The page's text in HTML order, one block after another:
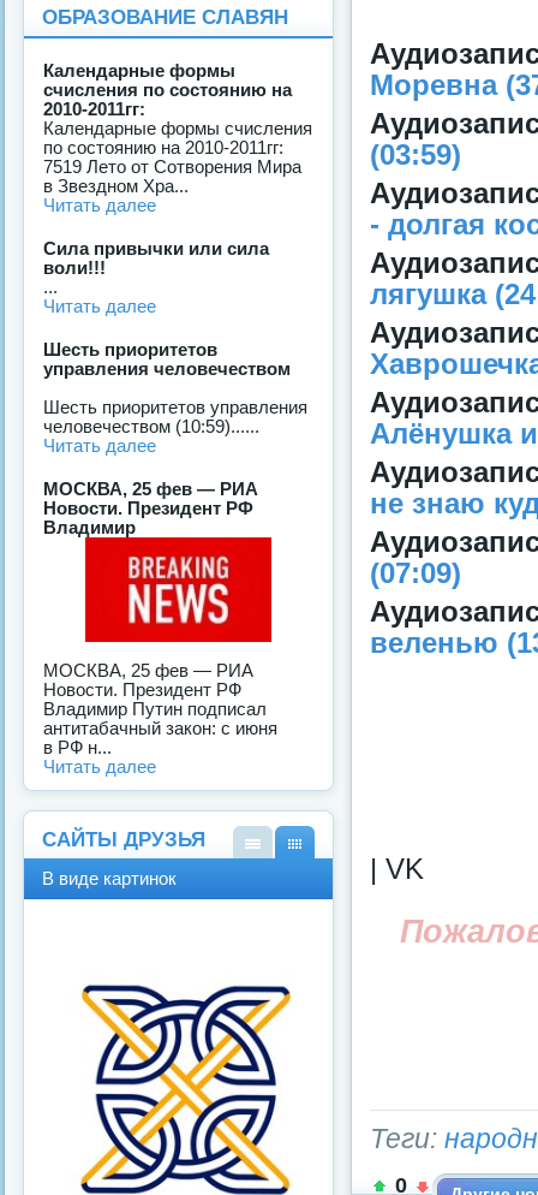
Моревна
(03:59)
- долгая
лягушка
Алёнушка
не знаю
(07:09)
веленью
| VK
Теги:
0
ОБРАЗОВАНИЕ СЛАВЯН
Календарные формы
счисления по состоянию на
2010-2011гг:
Календарные формы счисления
по состоянию на 2010-2011гг:
7519 Лето от Сотворения Мира
в Звездном Хра...
Читать далее
Сила привычки или сила
воли!!!
...
Читать далее
Шесть приоритетов
управления человечеством
Шесть приоритетов управления
человечеством (10:59)......
Читать далее
МОСКВА, 25 фев — РИА
Новости. Президент РФ
Владимир
МОСКВА, 25 фев — РИА
Новости. Президент РФ
Владимир Путин подписал
антитабачный закон: с июня
в РФ н...
Читать далее
САЙТЫ ДРУЗЬЯ
В виде картинок